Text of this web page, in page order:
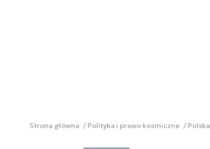
Strona główna Polityka i prawo kosmiczne Polska